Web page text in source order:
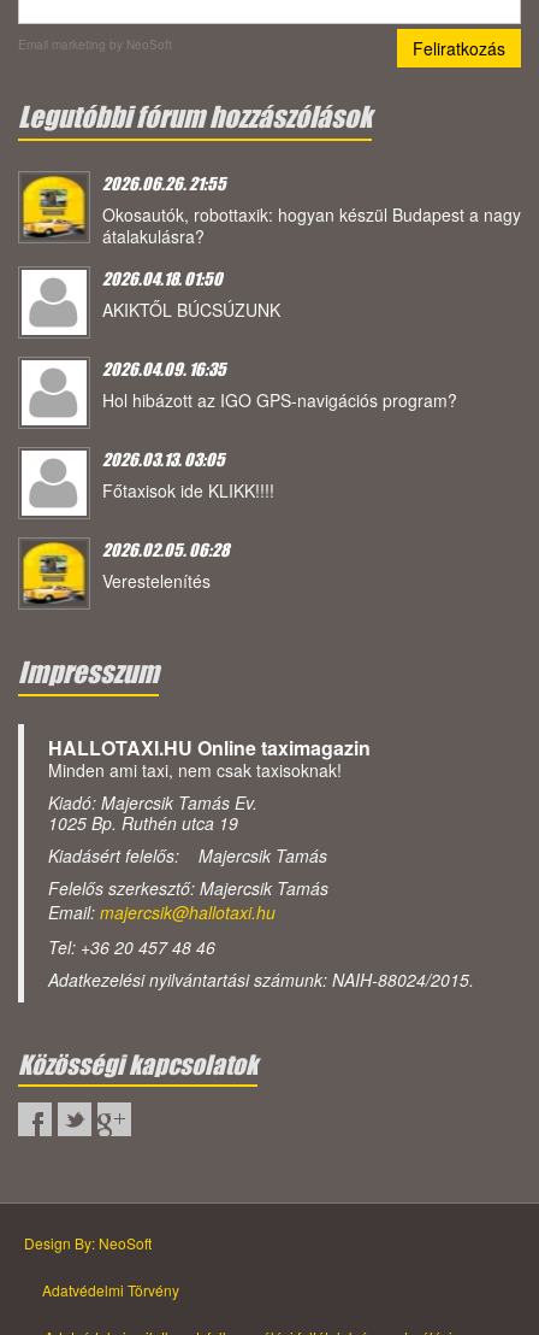
Email marketing by NeoSoft
Legutóbbi fórum hozzászólások
2026.06.26. 21:55
Okosautók, robottaxik: hogyan készül Budapest a nagy
átalakulásra?
2026.04.18. 01:50
AKIKTŐL BÚCSÚZUNK
2026.04.09. 16:35
Hol hibázott az IGO GPS-navigációs program?
2026.03.13. 03:05
Főtaxisok ide KLIKK!!!!
2026.02.05. 06:28
Verestelenítés
Impresszum
HALLOTAXI.HU Online taximagazin
Minden ami taxi, nem csak taxisoknak!
Kiadó: Majercsik Tamás Ev.
1025 Bp. Ruthén utca 19
Kiadásért felelős: Majercsik Tamás
Felelős szerkesztő: Majercsik Tamás
Email: majercsik@hallotaxi.hu
Tel: +36 20 457 48 46
Adatkezelési nyilvántartási számunk: NAIH-88024/2015.
Közösségi kapcsolatok
Design By: NeoSoft
Adatvédelmi Törvény